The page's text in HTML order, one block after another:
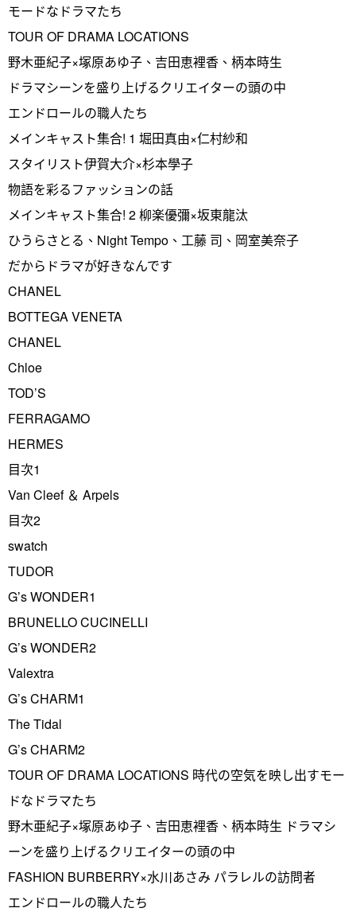
モードなドラマたち
TOUR OF DRAMA LOCATIONS
野木亜紀子×塚原あゆ子、吉田恵裡香、柄本時生
ドラマシーンを盛り上げるクリエイターの頭の中
エンドロールの職人たち
メインキャスト集合! 1 堀田真由×仁村紗和
スタイリスト伊賀大介×杉本學子
物語を彩るファッションの話
メインキャスト集合! 2 柳楽優彌×坂東龍汰
ひうらさとる、Night Tempo、工藤 司、岡室美奈子
だからドラマが好きなんです
CHANEL
BOTTEGA VENETA
CHANEL
Chloe
TOD’S
FERRAGAMO
HERMES
目次1
Van Cleef ＆ Arpels
目次2
swatch
TUDOR
G’s WONDER1
BRUNELLO CUCINELLI
G’s WONDER2
Valextra
G’s CHARM1
The Tidal
G’s CHARM2
TOUR OF DRAMA LOCATIONS 時代の空気を映し出すモー
ドなドラマたち
野木亜紀子×塚原あゆ子、吉田恵裡香、柄本時生 ドラマシ
ーンを盛り上げるクリエイターの頭の中
FASHION BURBERRY×水川あさみ パラレルの訪問者
エンドロールの職人たち